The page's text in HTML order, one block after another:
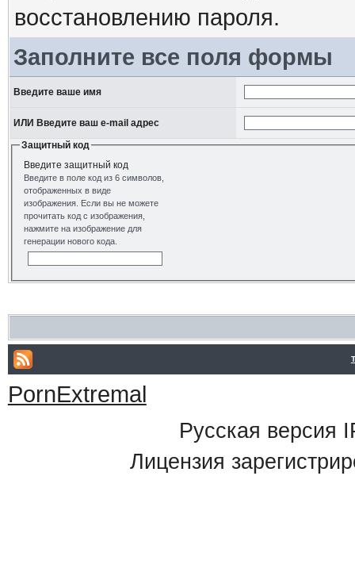
восстановлению пароля.
Заполните все поля формы
Введите ваше имя
ИЛИ Введите ваш e-mail адрес
Защитный код
Введите защитный код
Введите в поле код из 6 символов,
отображенных в виде
изображения. Если вы не можете
прочитать код с изображения,
нажмите на изображение для
генерации нового кода.
PornExtremal
Русская версия
Лицензия